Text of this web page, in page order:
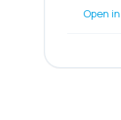
Open